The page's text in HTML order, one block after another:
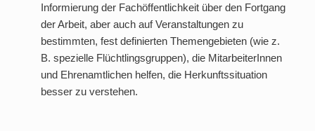
Informierung der Fachöffentlichkeit über den Fortgang
der Arbeit, aber auch auf Veranstaltungen zu
bestimmten, fest definierten Themengebieten (wie z.
B. spezielle Flüchtlingsgruppen), die MitarbeiterInnen
und Ehrenamtlichen helfen, die Herkunftssituation
besser zu verstehen.